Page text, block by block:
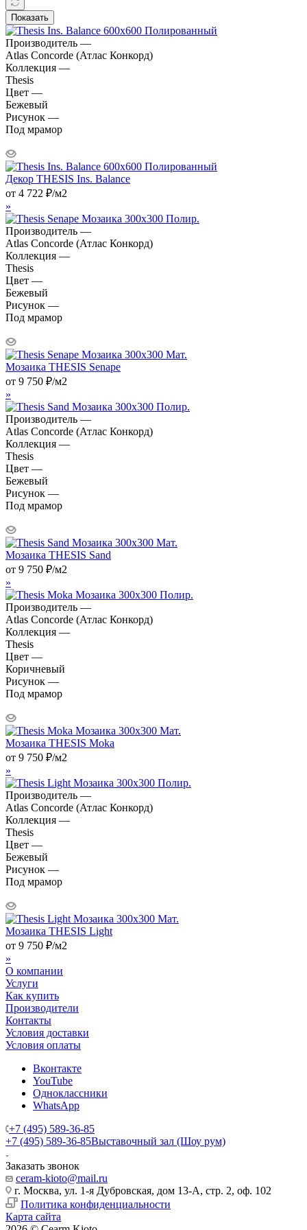
Показать
Производитель —
Atlas Concorde (Атлас Конкорд)
Коллекция —
Thesis
Цвет —
Бежевый
Рисунок —
Под мрамор
Декор THESIS Ins. Balance
от 4 722 ₽/м2
»
Производитель —
Atlas Concorde (Атлас Конкорд)
Коллекция —
Thesis
Цвет —
Бежевый
Рисунок —
Под мрамор
Мозаика THESIS Senape
от 9 750 ₽/м2
»
Производитель —
Atlas Concorde (Атлас Конкорд)
Коллекция —
Thesis
Цвет —
Бежевый
Рисунок —
Под мрамор
Мозаика THESIS Sand
от 9 750 ₽/м2
»
Производитель —
Atlas Concorde (Атлас Конкорд)
Коллекция —
Thesis
Цвет —
Коричневый
Рисунок —
Под мрамор
Мозаика THESIS Moka
от 9 750 ₽/м2
»
Производитель —
Atlas Concorde (Атлас Конкорд)
Коллекция —
Thesis
Цвет —
Бежевый
Рисунок —
Под мрамор
Мозаика THESIS Light
от 9 750 ₽/м2
»
О компании
Услуги
Как купить
Производители
Контакты
Условия доставки
Условия оплаты
Вконтакте
YouTube
Одноклассники
WhatsApp
+7 (495) 589-36-85
+7 (495) 589-36-85Выставочный зал (Шоу рум)
Заказать звонок
ceram-kioto@mail.ru
г. Москва, ул. 1-я Дубровская, дом 13-А, стр. 2, оф. 102
Политика конфиденциальности
Карта сайта